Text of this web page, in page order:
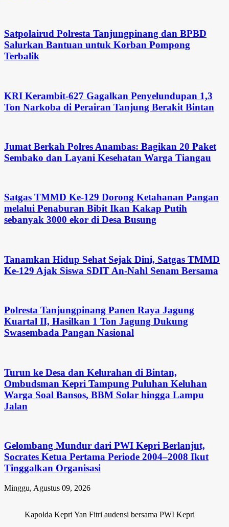
Satpolairud Polresta Tanjungpinang dan BPBD
Salurkan Bantuan untuk Korban Pompong
Terbalik
KRI Kerambit-627 Gagalkan Penyelundupan 1,3
Ton Narkoba di Perairan Tanjung Berakit Bintan
Jumat Berkah Polres Anambas: Bagikan 20 Paket
Sembako dan Layani Kesehatan Warga Tiangau
Satgas TMMD Ke-129 Dorong Ketahanan Pangan
melalui Penaburan Bibit Ikan Kakap Putih
sebanyak 3000 ekor di Desa Busung
Tanamkan Hidup Sehat Sejak Dini, Satgas TMMD
Ke-129 Ajak Siswa SDIT An-Nahl Senam Bersama
Polresta Tanjungpinang Panen Raya Jagung
Kuartal II, Hasilkan 1 Ton Jagung Dukung
Swasembada Pangan Nasional
Turun ke Desa dan Kelurahan di Bintan,
Ombudsman Kepri Tampung Puluhan Keluhan
Warga Soal Bansos, BBM Solar hingga Lampu
Jalan
Gelombang Mundur dari PWI Kepri Berlanjut,
Socrates Ketua Pertama Periode 2004–2008 Ikut
Tinggalkan Organisasi
Minggu, Agustus 09, 2026
Kapolda Kepri Yan Fitri audensi bersama PWI Kepri